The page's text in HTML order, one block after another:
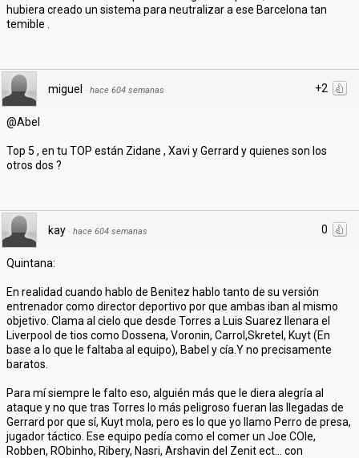
hubiera creado un sistema para neutralizar a ese Barcelona tan
temible .
+2
miguel · hace 604 semanas
@Abel
Top 5 , en tu TOP están Zidane , Xavi y Gerrard y quienes son los
otros dos ?
0
kay · hace 604 semanas
Quintana:
En realidad cuando hablo de Benitez hablo tanto de su versión
entrenador como director deportivo por que ambas iban al mismo
objetivo. Clama al cielo que desde Torres a Luis Suarez llenara el
Liverpool de tios como Dossena, Voronin, Carrol,Skretel, Kuyt (En
base a lo que le faltaba al equipo), Babel y cía.Y no precisamente
baratos.
Para mí siempre le falto eso, alguién más que le diera alegría al
ataque y no que tras Torres lo más peligroso fueran las llegadas de
Gerrard por que sí, Kuyt mola, pero es lo que yo llamo Perro de presa,
jugador táctico. Ese equipo pedía como el comer un Joe COle,
Robben, RObinho, Ribery, Nasri, Arshavin del Zenit ect... con